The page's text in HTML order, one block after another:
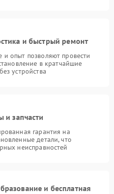
и быстрый ремонт
опыт позволяют провести
в кратчайшие
устройства
и запчасти
гарантия на
детали, что
неисправностей
и бесплатная